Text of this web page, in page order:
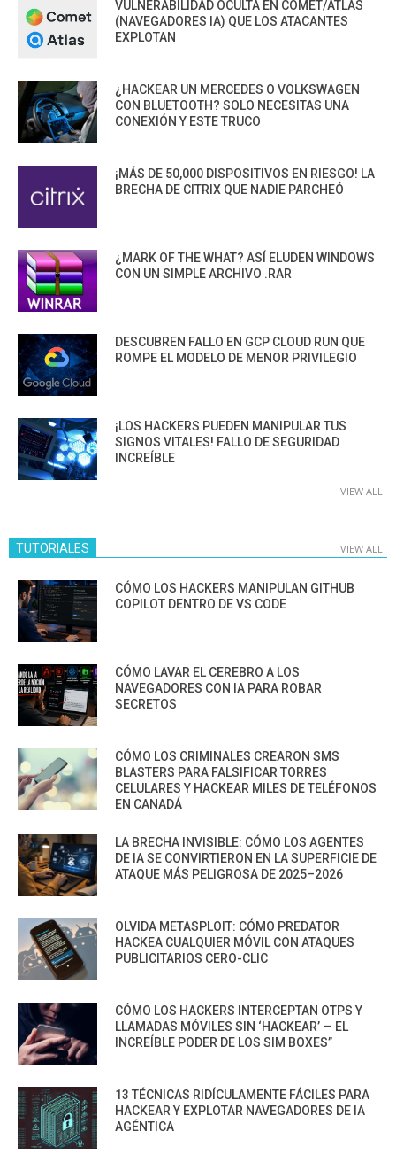
VULNERABILIDAD OCULTA EN COMET/ATLAS
(NAVEGADORES IA) QUE LOS ATACANTES
EXPLOTAN
¿HACKEAR UN MERCEDES O VOLKSWAGEN
CON BLUETOOTH? SOLO NECESITAS UNA
CONEXIÓN Y ESTE TRUCO
¡MÁS DE 50,000 DISPOSITIVOS EN RIESGO! LA
BRECHA DE CITRIX QUE NADIE PARCHEÓ
¿MARK OF THE WHAT? ASÍ ELUDEN WINDOWS
CON UN SIMPLE ARCHIVO .RAR
DESCUBREN FALLO EN GCP CLOUD RUN QUE
ROMPE EL MODELO DE MENOR PRIVILEGIO
¡LOS HACKERS PUEDEN MANIPULAR TUS
SIGNOS VITALES! FALLO DE SEGURIDAD
INCREÍBLE
VIEW ALL
TUTORIALES VIEW ALL
CÓMO LOS HACKERS MANIPULAN GITHUB
COPILOT DENTRO DE VS CODE
CÓMO LAVAR EL CEREBRO A LOS
NAVEGADORES CON IA PARA ROBAR
SECRETOS
CÓMO LOS CRIMINALES CREARON SMS
BLASTERS PARA FALSIFICAR TORRES
CELULARES Y HACKEAR MILES DE TELÉFONOS
EN CANADÁ
LA BRECHA INVISIBLE: CÓMO LOS AGENTES
DE IA SE CONVIRTIERON EN LA SUPERFICIE DE
ATAQUE MÁS PELIGROSA DE 2025–2026
OLVIDA METASPLOIT: CÓMO PREDATOR
HACKEA CUALQUIER MÓVIL CON ATAQUES
PUBLICITARIOS CERO-CLIC
CÓMO LOS HACKERS INTERCEPTAN OTPS Y
LLAMADAS MÓVILES SIN ‘HACKEAR’ — EL
INCREÍBLE PODER DE LOS SIM BOXES”
13 TÉCNICAS RIDÍCULAMENTE FÁCILES PARA
HACKEAR Y EXPLOTAR NAVEGADORES DE IA
AGÉNTICA